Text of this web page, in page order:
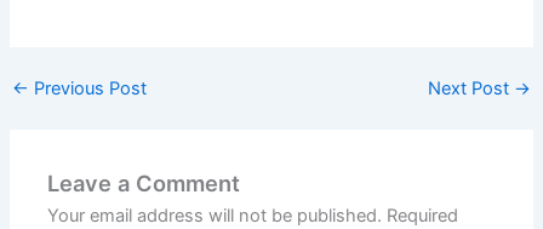
← Previous Post Next Post →
Leave a Comment
Your email address will not be published. Required